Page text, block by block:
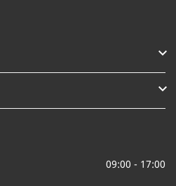


09:00 - 17:00